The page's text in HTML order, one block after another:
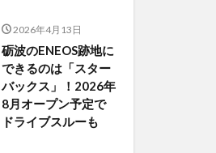
2026年4月13日
砺波のENEOS跡地に
できるのは「スター
バックス」！2026年
8月オープン予定で
ドライブスルーも